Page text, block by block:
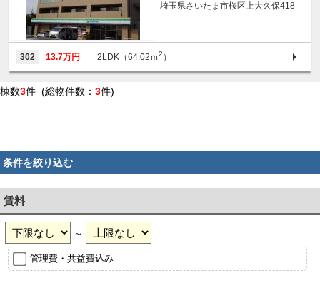
埼玉県さいたま市桜区上大久保418
302 13.7万円 2LDK（64.02ｍ2 ）
棟数3件 (総物件数： 3件)
条件を絞り込む
賃料
～
管理費・共益費込み